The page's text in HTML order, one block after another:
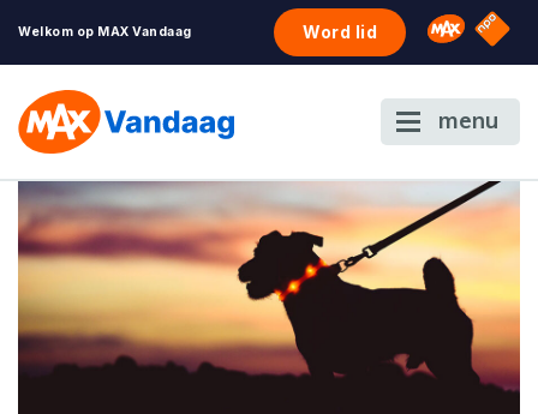
Welkom op MAX Vandaag Word lid Omroep
NPO
menu